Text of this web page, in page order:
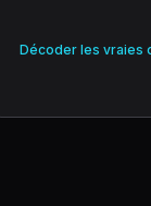
Décoder les vraies